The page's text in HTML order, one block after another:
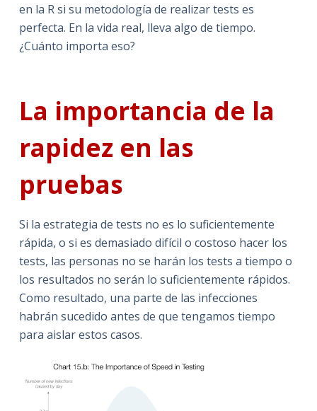
en la R si su metodología de realizar tests es
perfecta. En la vida real, lleva algo de tiempo.
¿Cuánto importa eso?
La importancia de la
rapidez en las
pruebas
Si la estrategia de tests no es lo suficientemente
rápida, o si es demasiado difícil o costoso hacer los
tests, las personas no se harán los tests a tiempo o
los resultados no serán lo suficientemente rápidos.
Como resultado, una parte de las infecciones
habrán sucedido antes de que tengamos tiempo
para aislar estos casos.